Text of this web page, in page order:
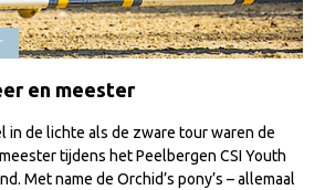
vragen
en meester
in de lichte als de zware tour waren de
tijdens het Peelbergen CSI Youth
Met name de Orchid’s pony’s – allemaal